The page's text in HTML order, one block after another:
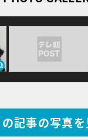
の記事の写真を